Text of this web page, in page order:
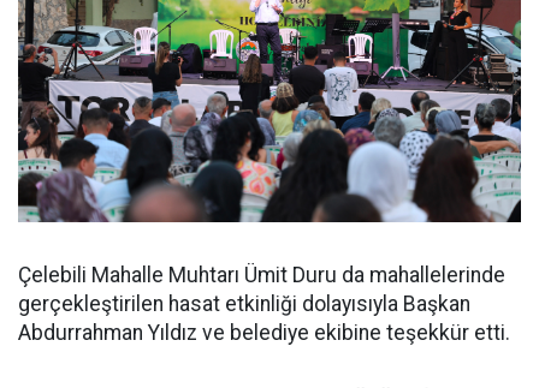
Çelebili Mahalle Muhtarı Ümit Duru da mahallelerinde
gerçekleştirilen hasat etkinliği dolayısıyla Başkan
Abdurrahman Yıldız ve belediye ekibine teşekkür etti.